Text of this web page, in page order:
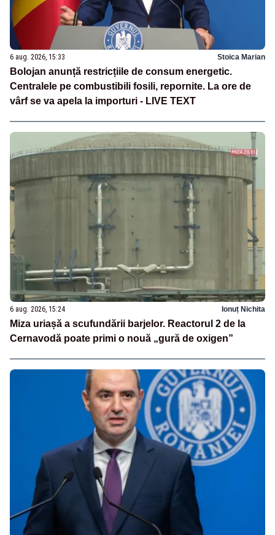
6 aug. 2026, 15:33 Stoica Marian
Bolojan anunță restricțiile de consum energetic.
Centralele pe combustibili fosili, repornite. La ore de
vârf se va apela la importuri - LIVE TEXT
6 aug. 2026, 15:24 Ionuț Nichita
Miza uriașă a scufundării barjelor. Reactorul 2 de la
Cernavodă poate primi o nouă „gură de oxigen”